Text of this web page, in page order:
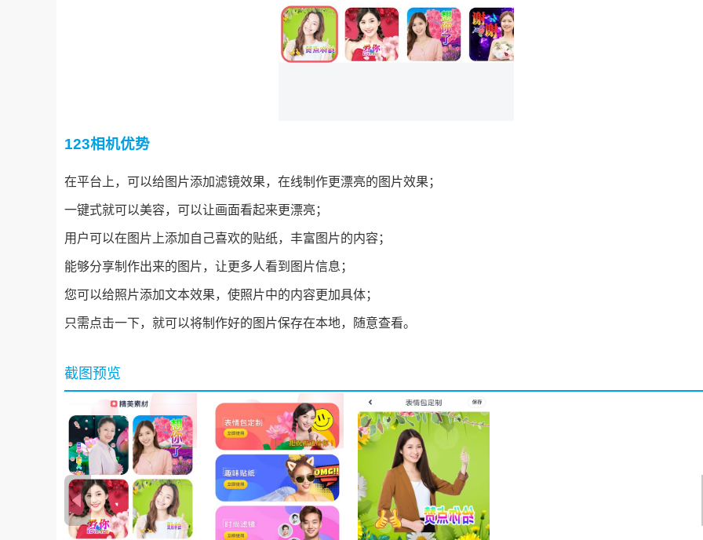
123相机优势
在平台上，可以给图片添加滤镜效果，在线制作更漂亮的图片效果；
一键式就可以美容，可以让画面看起来更漂亮；
用户可以在图片上添加自己喜欢的贴纸，丰富图片的内容；
能够分享制作出来的图片，让更多人看到图片信息；
您可以给照片添加文本效果，使照片中的内容更加具体；
只需点击一下，就可以将制作好的图片保存在本地，随意查看。
截图预览